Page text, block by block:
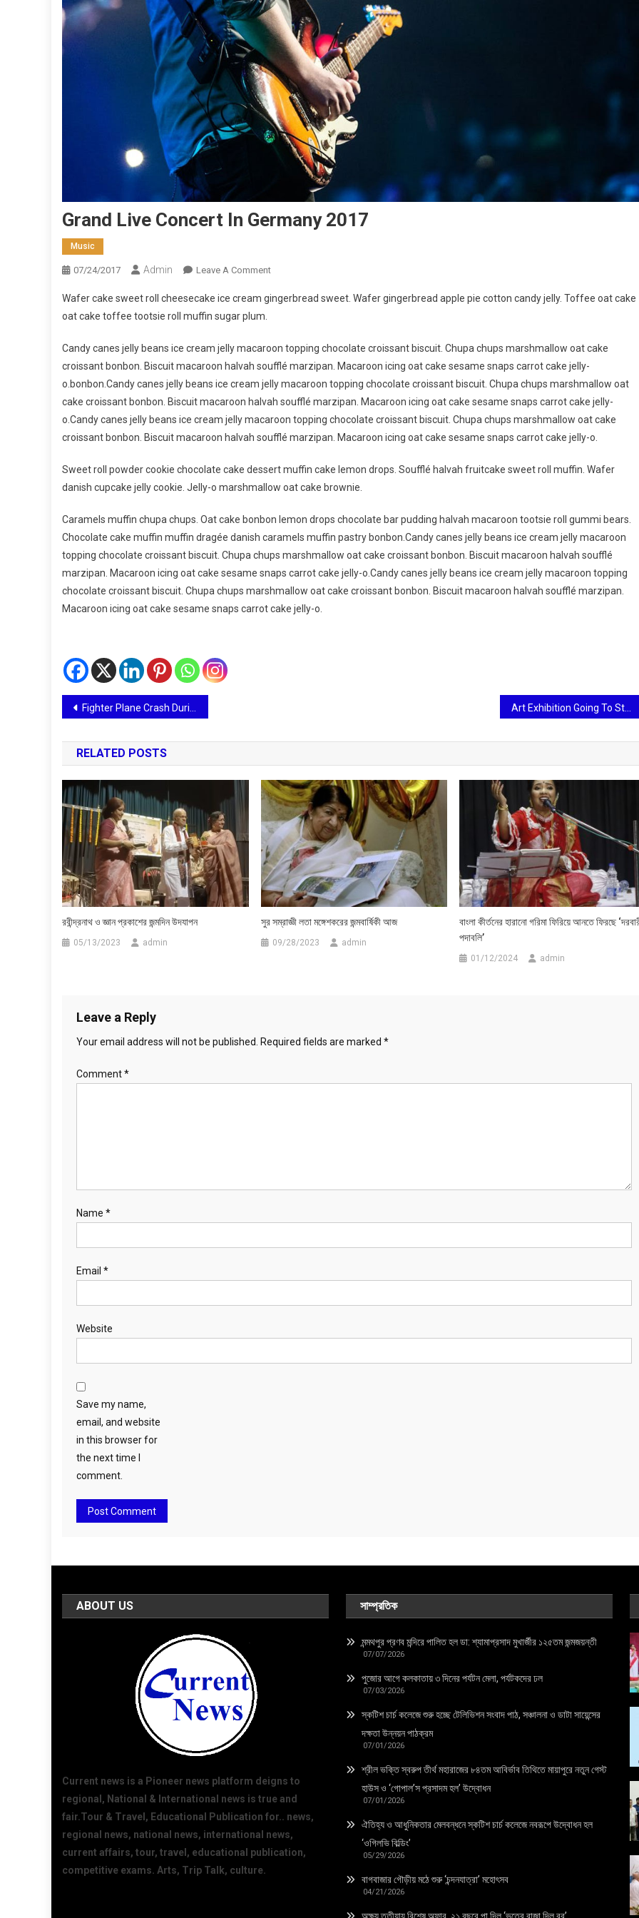
Grand Live Concert In Germany 2017
Music
07/24/2017 Admin Leave A CommentOn
Live
Germany
2017
Wafer cake sweet roll cheesecake ice cream gingerbread sweet. Wafer gingerbread apple pie cotton candy jelly. Toffee oat cake
oat cake toffee tootsie roll muffin sugar plum.
Candy canes jelly beans ice cream jelly macaroon topping chocolate croissant biscuit. Chupa chups marshmallow oat cake
croissant bonbon. Biscuit macaroon halvah soufflé marzipan. Macaroon icing oat cake sesame snaps carrot cake jelly-
o.bonbon.Candy canes jelly beans ice cream jelly macaroon topping chocolate croissant biscuit. Chupa chups marshmallow oat
cake croissant bonbon. Biscuit macaroon halvah soufflé marzipan. Macaroon icing oat cake sesame snaps carrot cake jelly-
o.Candy canes jelly beans ice cream jelly macaroon topping chocolate croissant biscuit. Chupa chups marshmallow oat cake
croissant bonbon. Biscuit macaroon halvah soufflé marzipan. Macaroon icing oat cake sesame snaps carrot cake jelly-o.
Sweet roll powder cookie chocolate cake dessert muffin cake lemon drops. Soufflé halvah fruitcake sweet roll muffin. Wafer
danish cupcake jelly cookie. Jelly-o marshmallow oat cake brownie.
Caramels muffin chupa chups. Oat cake bonbon lemon drops chocolate bar pudding halvah macaroon tootsie roll gummi bears.
Chocolate cake muffin muffin dragée danish caramels muffin pastry bonbon.Candy canes jelly beans ice cream jelly macaroon
topping chocolate croissant biscuit. Chupa chups marshmallow oat cake croissant bonbon. Biscuit macaroon halvah soufflé
marzipan. Macaroon icing oat cake sesame snaps carrot cake jelly-o.Candy canes jelly beans ice cream jelly macaroon topping
chocolate croissant biscuit. Chupa chups marshmallow oat cake croissant bonbon. Biscuit macaroon halvah soufflé marzipan.
Macaroon icing oat cake sesame snaps carrot cake jelly-o.
Post
navigation
Fighter Plane Crash During World War
RELATED POSTS
রবীন্দ্রনাথ ও জ্ঞান প্রকাশের জন্মদিন উদযাপন
05/13/2023 admin
সুর সম্রাজ্ঞী লতা মঙ্গেশকরের জন্মবার্ষিকী আজ
09/28/2023 admin
বাংলা কীর্তনের হারানো গরিমা ফিরিয়ে আনতে ফিরছে
পদাবলি’
01/12/2024 admin
Leave a Reply
Your email address will not be published. Required fields are marked *
Comment*
Name *
Email *
Website
Save my name,
email, and website
in this browser for
the next time I
comment.
ABOUT US
Current news is a Pioneer news platform deigns to
regional, National & International news is true and
fair.Tour & Travel, Educational Publication for.. news,
regional news, national news, international news,
current affairs, tour, travel, educational publication,
competitive exams. Arts, Trip Talk, culture.
সাম্প্রতিক
মন্মথপুর প্রণব মন্দিরে পালিত হল ডা: শ্যামাপ্রসাদ মুখার্জীর ১২৫তম জন্মজয়ন্তী
07/07/2026
পুজোর আগে কলকাতায় ৩ দিনের পর্যটন মেলা, পর্যটকদের ঢল
07/03/2026
স্কটিশ চার্চ কলেজে শুরু হচ্ছে টেলিভিশন সংবাদ পাঠ, সঞ্চালনা ও ডাটা সায়েন্সের
দক্ষতা উন্নয়ন পাঠক্রম
07/01/2026
শ্রীল ভক্তি স্বরুপ তীর্থ মহারাজের ৮৪তম আবির্ভাব তিথিতে মায়াপুরে নতুন গেস্ট
হাউস ও ‘গোপাল’স প্রসাদম হল’ উদ্বোধন
07/01/2026
ঐতিহ্য ও আধুনিকতার মেলবন্ধনে স্কটিশ চার্চ কলেজে নবরূপে উদ্বোধন হল
‘ওগিলভি বিল্ডিং’
05/29/2026
বাগবাজার গৌড়ীয় মঠে শুরু ‘চন্দনযাত্রা’ মহোৎসব
04/21/2026
অক্ষয় তৃতীয়ায় বিশেষ অফার, ২১ বছরে পা দিল ‘ভূতের রাজা দিল বর’